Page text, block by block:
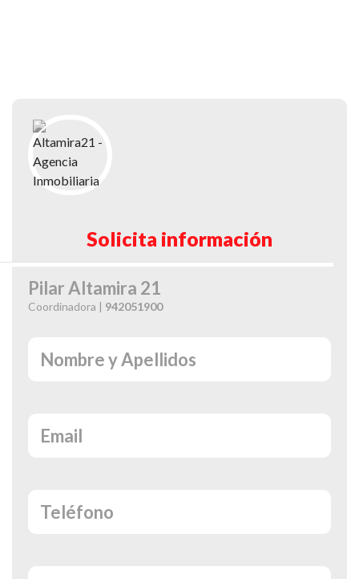
Solicita información
Pilar Altamira 21
Coordinadora | 942051900